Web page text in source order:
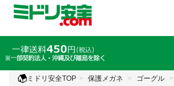
ミドリ安全TOP 保護メガネ ゴーグル